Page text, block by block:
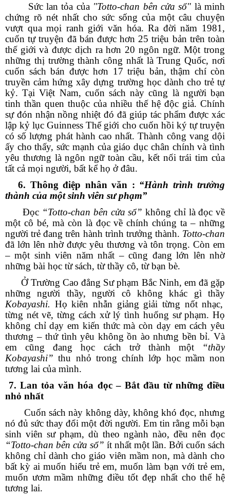
Sức lan tỏa của"Totto-chan bên cửa sổ" là minh
chứng rõ nét nhất cho sức sống của một câu chuyện
vượt qua mọi ranh giới văn hóa. Ra đời năm 1981,
cuốn tự truyện đã bán được hơn 25 triệu bản trên toàn
thế giới và được dịch ra hơn 20 ngôn ngữ. Một trong
những thị trường thành công nhất là Trung Quốc, nơi
cuốn sách bán được hơn 17 triệu bản, thậm chí còn
truyền cảm hứng xây dựng trường học dành cho trẻ tự
kỷ. Tại Việt Nam, cuốn sách này cũng là người bạn
tinh thần quen thuộc của nhiều thế hệ độc giả. Chính
sự đón nhận nồng nhiệt đó đã giúp tác phẩm được xác
lập kỷ lục Guinness Thế giới cho cuốn hồi ký tự truyện
có số lượng phát hành cao nhất. Thành công vang dội
ấy cho thấy, sức mạnh của giáo dục chân chính và tình
yêu thương là ngôn ngữ toàn cầu, kết nối trái tim của
tất cả mọi người, bất kể họ ở đâu.
6. Thông điệp nhân văn : “Hành trình trưởng
thành của một sinh viên sư phạm”
Đọc “Totto-chan bên cửa sổ” không chỉ là đọc về
một cô bé, mà còn là đọc về chính chúng ta – những
người trẻ đang trên hành trình trưởng thành. Totto-chan
đã lớn lên nhờ được yêu thương và tôn trọng. Còn em
– một sinh viên năm nhất – cũng đang lớn lên nhờ
những bài học từ sách, từ thầy cô, từ bạn bè.
Ở Trường Cao đẳng Sư phạm Bắc Ninh, em đã gặp
những người thầy, người cô không khác gì thầy
Kobayashi. Họ kiên nhẫn giảng giải từng nốt nhạc,
từng nét vẽ, từng cách xử lý tình huống sư phạm. Họ
không chỉ dạy em kiến thức mà còn dạy em cách yêu
thương – thứ tình yêu không ồn ào nhưng bền bỉ. Và
em cũng đang học cách trở thành một “thầy
Kobayashi”thu nhỏ trong chính lớp học mầm non
tương lai của mình.
7. Lan tỏa văn hóa đọc – Bắt đầu từ những điều
nhỏ nhất
Cuốn sách này không dày, không khó đọc, nhưng
nó đủ sức thay đổi một đời người. Em tin rằng mỗi bạn
sinh viên sư phạm, dù theo ngành nào, đều nên đọc
“Totto-chan bên cửa sổ” ít nhất một lần. Bởi cuốn sách
không chỉ dành cho giáo viên mầm non, mà dành cho
bất kỳ ai muốn hiểu trẻ em, muốn làm bạn với trẻ em,
muốn ươm mầm những điều tốt đẹp nhất cho thế hệ
tương lai.